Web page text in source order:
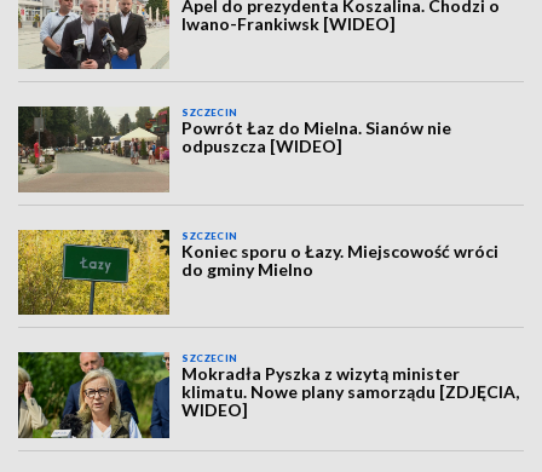
Apel do prezydenta Koszalina. Chodzi o
Iwano-Frankiwsk [WIDEO]
SZCZECIN
Powrót Łaz do Mielna. Sianów nie
odpuszcza [WIDEO]
SZCZECIN
Koniec sporu o Łazy. Miejscowość wróci
do gminy Mielno
SZCZECIN
Mokradła Pyszka z wizytą minister
klimatu. Nowe plany samorządu [ZDJĘCIA,
WIDEO]